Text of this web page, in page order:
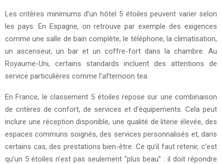
Les critères minimums d’un hôtel 5 étoiles peuvent varier selon
les pays. En Espagne, on retrouve par exemple des exigences
comme une salle de bain complète, le téléphone, la climatisation,
un ascenseur, un bar et un coffre-fort dans la chambre. Au
Royaume-Uni, certains standards incluent des attentions de
service particulières comme l’afternoon tea.
En France, le classement 5 étoiles repose sur une combinaison
de critères de confort, de services et d’équipements. Cela peut
inclure une réception disponible, une qualité de literie élevée, des
espaces communs soignés, des services personnalisés et, dans
certains cas, des prestations bien-être. Ce qu’il faut retenir, c’est
qu’un 5 étoiles n’est pas seulement “plus beau” : il doit répondre